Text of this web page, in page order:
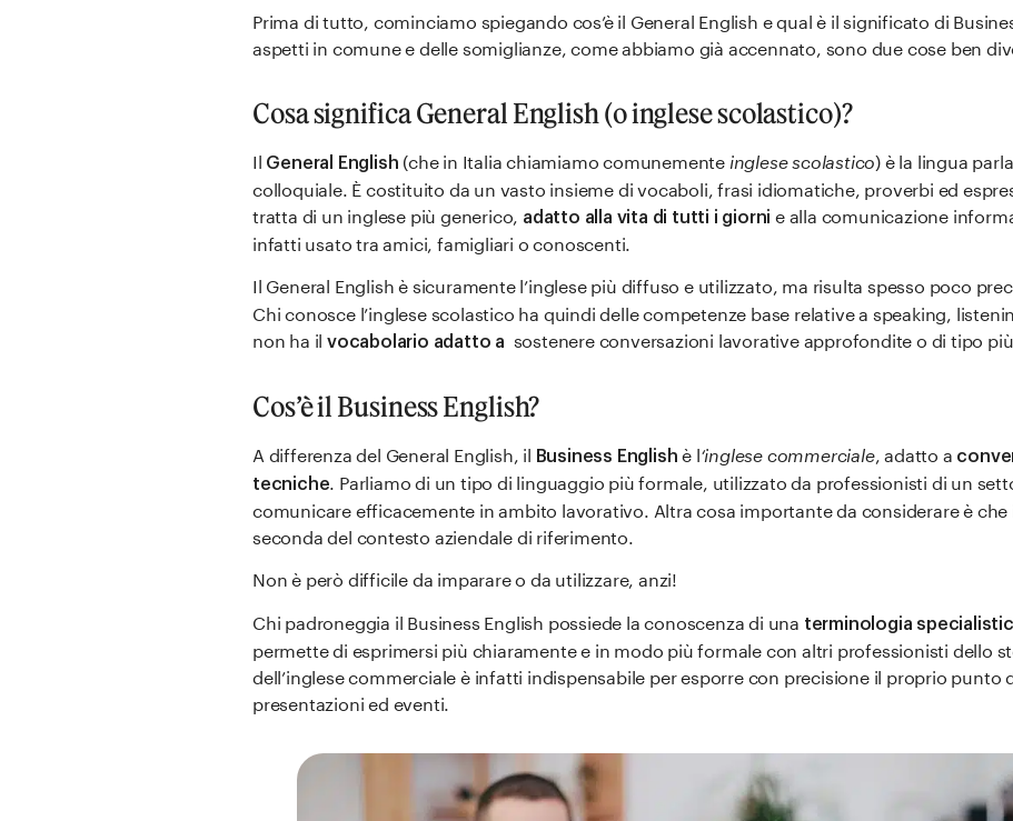
Prima di tutto, cominciamo spiegando cos’è il General English e qual è il significato di
aspetti in comune e delle somiglianze, come abbiamo già accennato, sono due cose ben
Cosa significa General English (o inglese scolastico)?
Il General English (che in Italia chiamiamo comunemente inglese scolastico) è la lingua
colloquiale. È costituito da un vasto insieme di vocaboli, frasi idiomatiche, proverbi ed
tratta di un inglese più generico,
adatto alla vita di tutti i giorni e alla comunicazione
infatti usato tra amici, famigliari o conoscenti.
Il General English è sicuramente l’inglese più diffuso e utilizzato, ma risulta spesso poco
Chi conosce l’inglese scolastico ha quindi delle competenze base relative a speaking,
non ha il vocabolario adatto a sostenere conversazioni lavorative approfondite o di tipo
Cos’è il Business English?
A differenza del General English, il Business English è l‘inglese commerciale, adatto a
tecniche. Parliamo di un tipo di linguaggio più formale, utilizzato da professionisti di un
comunicare efficacemente in ambito lavorativo. Altra cosa importante da considerare è che
seconda del contesto aziendale di riferimento.
Non è però difficile da imparare o da utilizzare, anzi!
Chi padroneggia il Business English possiede la conoscenza di una terminologia
permette di esprimersi più chiaramente e in modo più formale con altri professionisti dello
dell’inglese commerciale è infatti indispensabile per esporre con precisione il proprio punto
presentazioni ed eventi.